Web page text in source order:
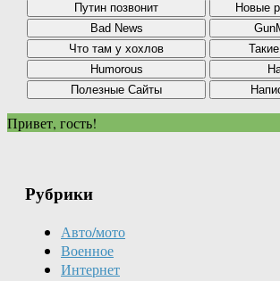
Привет, гость!
Рубрики
Авто/мото
Военное
Интернет